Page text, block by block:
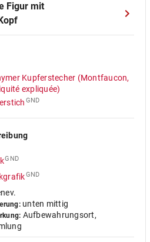
Figur mit
Kupferstecher (Montfaucon,
expliquée)
GND
GND
GND
unten mittig
Aufbewahrungsort,